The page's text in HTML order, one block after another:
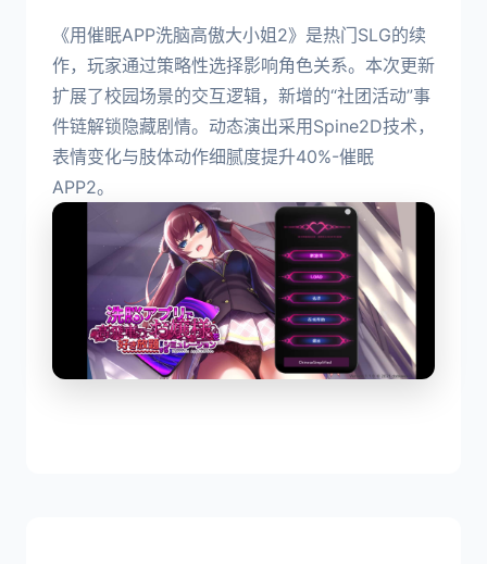
《用催眠APP洗脑高傲大小姐2》是热门SLG的续
作，玩家通过策略性选择影响角色关系。本次更新
扩展了校园场景的交互逻辑，新增的“社团活动”事
件链解锁隐藏剧情。动态演出采用Spine2D技术，
表情变化与肢体动作细腻度提升40%-催眠
APP2。